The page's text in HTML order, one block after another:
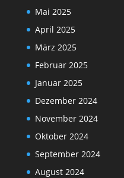
Mai 2025
April 2025
März 2025
Februar 2025
Januar 2025
Dezember 2024
November 2024
Oktober 2024
September 2024
August 2024